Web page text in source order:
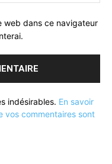
web dans ce navigateur
indésirables. En savoir
vos commentaires sont